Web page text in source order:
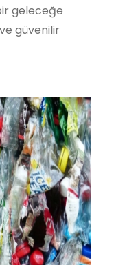
geleceğe
güvenilir